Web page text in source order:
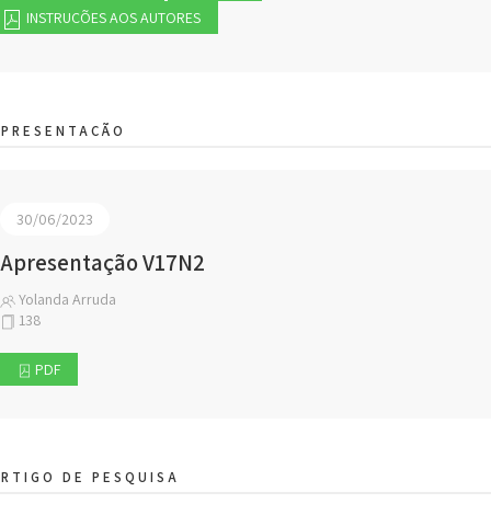
INSTRUÇÕES AOS AUTORES
30/06/2023
Apresentação V17N2
Yolanda Arruda
138
PDF
DE PESQUISA